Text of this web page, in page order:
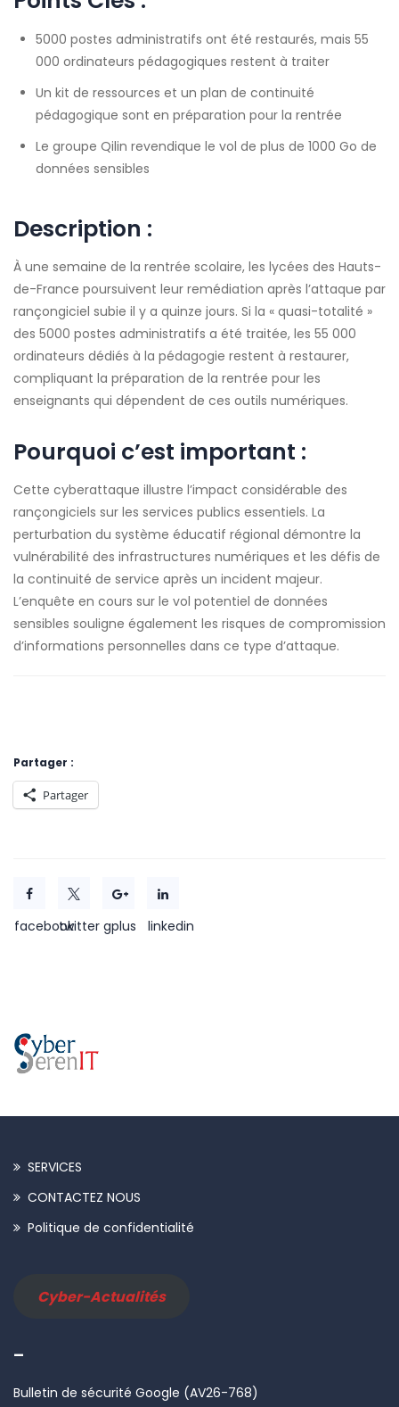
5000 postes administratifs ont été restaurés, mais 55
000 ordinateurs pédagogiques restent à traiter
Un kit de ressources et un plan de continuité
pédagogique sont en préparation pour la rentrée
Le groupe Qilin revendique le vol de plus de 1000 Go de
données sensibles
Description :
À une semaine de la rentrée scolaire, les lycées des Hauts-
de-France poursuivent leur remédiation après l’attaque par
rançongiciel subie il y a quinze jours. Si la « quasi-totalité »
des 5000 postes administratifs a été traitée, les 55 000
ordinateurs dédiés à la pédagogie restent à restaurer,
compliquant la préparation de la rentrée pour les
enseignants qui dépendent de ces outils numériques.
Pourquoi c’est important :
Cette cyberattaque illustre l’impact considérable des
rançongiciels sur les services publics essentiels. La
perturbation du système éducatif régional démontre la
vulnérabilité des infrastructures numériques et les défis de
la continuité de service après un incident majeur.
L’enquête en cours sur le vol potentiel de données
sensibles souligne également les risques de compromission
d’informations personnelles dans ce type d’attaque.
Partager :
Partager
facebooktwitter gplus linkedin
SERVICES
CONTACTEZ NOUS
Politique de confidentialité
Cyber-Actualités
–
Bulletin de sécurité Google (AV26-768)